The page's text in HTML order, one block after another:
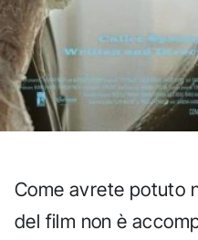
Come avrete potuto
del film non è